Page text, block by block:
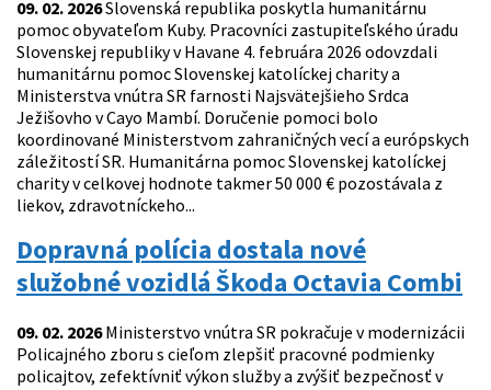
09. 02. 2026Slovenská republika poskytla humanitárnu
pomoc obyvateľom Kuby. Pracovníci zastupiteľského úradu
Slovenskej republiky v Havane 4. februára 2026 odovzdali
humanitárnu pomoc Slovenskej katolíckej charity a
Ministerstva vnútra SR farnosti Najsvätejšieho Srdca
Ježišovho v Cayo Mambí. Doručenie pomoci bolo
koordinované Ministerstvom zahraničných vecí a európskych
záležitostí SR. Humanitárna pomoc Slovenskej katolíckej
charity v celkovej hodnote takmer 50 000 € pozostávala z
liekov, zdravotníckeho...
Dopravná polícia dostala nové
služobné vozidlá Škoda Octavia Combi
09. 02. 2026Ministerstvo vnútra SR pokračuje v modernizácii
Policajného zboru s cieľom zlepšiť pracovné podmienky
policajtov, zefektívniť výkon služby a zvýšiť bezpečnosť v